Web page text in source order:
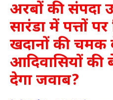
अरबों की संपदा
सारंडा में पत्तों
खदानों की चमक
आदिवासियों की
देगा जवाब?